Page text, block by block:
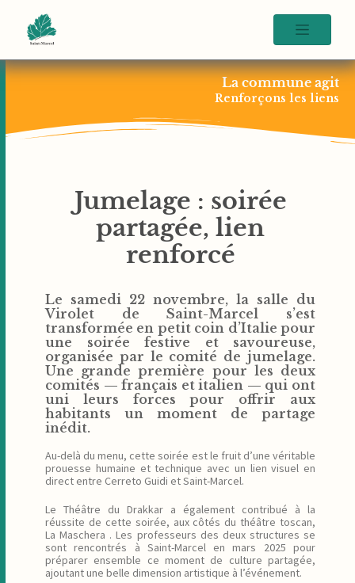
La commune agit
Renforçons les liens
Le samedi 22 novembre, la salle du
Virolet de Saint-Marcel s’est
transformée en petit coin d’Italie pour
une soirée festive et savoureuse,
organisée par le comité de jumelage.
Une grande première pour les deux
comités — français et italien — qui ont
uni leurs forces pour offrir aux
habitants un moment de partage
inédit.
Au-delà du menu, cette soirée est le fruit d’une véritable
prouesse humaine et technique avec un lien visuel en
direct entre Cerreto Guidi et Saint-Marcel.
Le Théâtre du Drakkar a également contribué à la
réussite de cette soirée, aux côtés du théâtre toscan,
La Maschera . Les professeurs des deux structures se
sont rencontrés à Saint-Marcel en mars 2025 pour
préparer ensemble ce moment de culture partagée,
ajoutant une belle dimension artistique à l’événement.
Jumelage : soirée
partagée, lien
renforcé